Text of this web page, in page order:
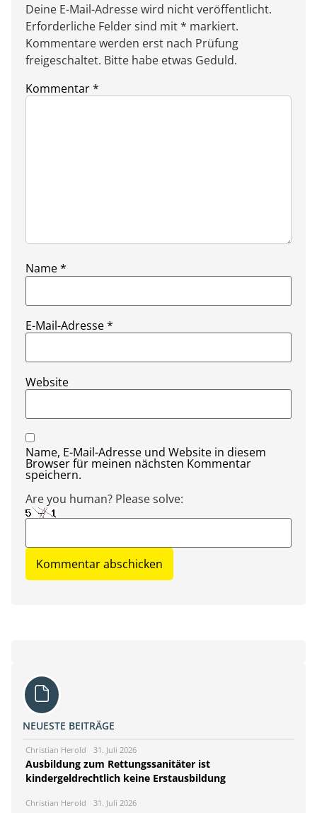
Deine E-Mail-Adresse wird nicht veröffentlicht.
Erforderliche Felder sind mit * markiert.
Kommentare werden erst nach Prüfung
freigeschaltet. Bitte habe etwas Geduld.
Kommentar*
Name*
E-Mail-Adresse*
Website
Name, E-Mail-Adresse und Website in diesem
Browser für meinen nächsten Kommentar
speichern.
Are you human? Please solve:
NEUESTE BEITRÄGE
Christian Herold 31. Juli 2026
Ausbildung zum Rettungssanitäter ist
kindergeldrechtlich keine Erstausbildung
Christian Herold 31. Juli 2026